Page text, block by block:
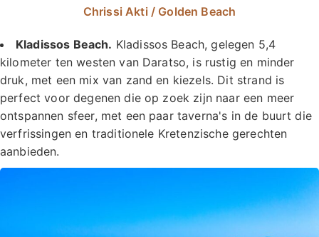
Chrissi Akti / Golden Beach
Kladissos Beach. Kladissos Beach, gelegen 5,4
kilometer ten westen van Daratso, is rustig en minder
druk, met een mix van zand en kiezels. Dit strand is
perfect voor degenen die op zoek zijn naar een meer
ontspannen sfeer, met een paar taverna's in de buurt die
verfrissingen en traditionele Kretenzische gerechten
aanbieden.